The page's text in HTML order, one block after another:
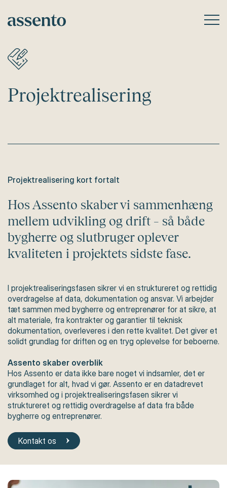
Projektrealisering
Projektrealisering kort fortalt
Hos Assento skaber vi sammenhæng
mellem udvikling og drift – så både
bygherre og slutbruger oplever
kvaliteten i projektets sidste fase.
I projektrealiseringsfasen sikrer vi en struktureret og rettidig
overdragelse af data, dokumentation og ansvar. Vi arbejder
tæt sammen med bygherre og entreprenører for at sikre, at
alt materiale, fra kontrakter og garantier til teknisk
dokumentation, overleveres i den rette kvalitet. Det giver et
solidt grundlag for driften og en tryg oplevelse for beboerne.
Assento skaber overblik
Hos Assento er data ikke bare noget vi indsamler, det er
grundlaget for alt, hvad vi gør. Assento er en datadrevet
virksomhed og i projektrealiseringsfasen sikrer vi
struktureret og rettidig overdragelse af data fra både
bygherre og entreprenører.
Kontakt os